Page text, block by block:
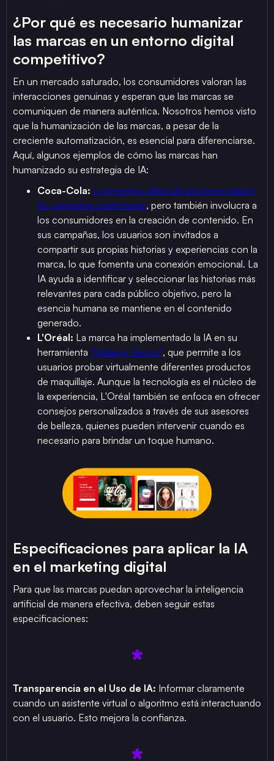
¿Por qué es necesario humanizar
las marcas en un entorno digital
competitivo?
En un mercado saturado, los consumidores valoran las
interacciones genuinas y esperan que las marcas se
comuniquen de manera auténtica. Nosotros hemos visto
que la humanización de las marcas, a pesar de la
creciente automatización, es esencial para diferenciarse.
Aquí, algunos ejemplos de cómo las marcas han
humanizado su estrategia de IA:
Coca-Cola: La empresa utiliza IA para personalizar
las campañas publicitarias, pero también involucra a
los consumidores en la creación de contenido. En
sus campañas, los usuarios son invitados a
compartir sus propias historias y experiencias con la
marca, lo que fomenta una conexión emocional. La
IA ayuda a identificar y seleccionar las historias más
relevantes para cada público objetivo, pero la
esencia humana se mantiene en el contenido
generado.
L'Oréal: La marca ha implementado la IA en su
herramienta "Makeup Genius", que permite a los
usuarios probar virtualmente diferentes productos
de maquillaje. Aunque la tecnología es el núcleo de
la experiencia, L'Oréal también se enfoca en ofrecer
consejos personalizados a través de sus asesores
de belleza, quienes pueden intervenir cuando es
necesario para brindar un toque humano.
Especificaciones para aplicar la IA
en el marketing digital
Para que las marcas puedan aprovechar la inteligencia
artificial de manera efectiva, deben seguir estas
especificaciones:
Transparencia en el Uso de IA: Informar claramente
cuando un asistente virtual o algoritmo está interactuando
con el usuario. Esto mejora la confianza.